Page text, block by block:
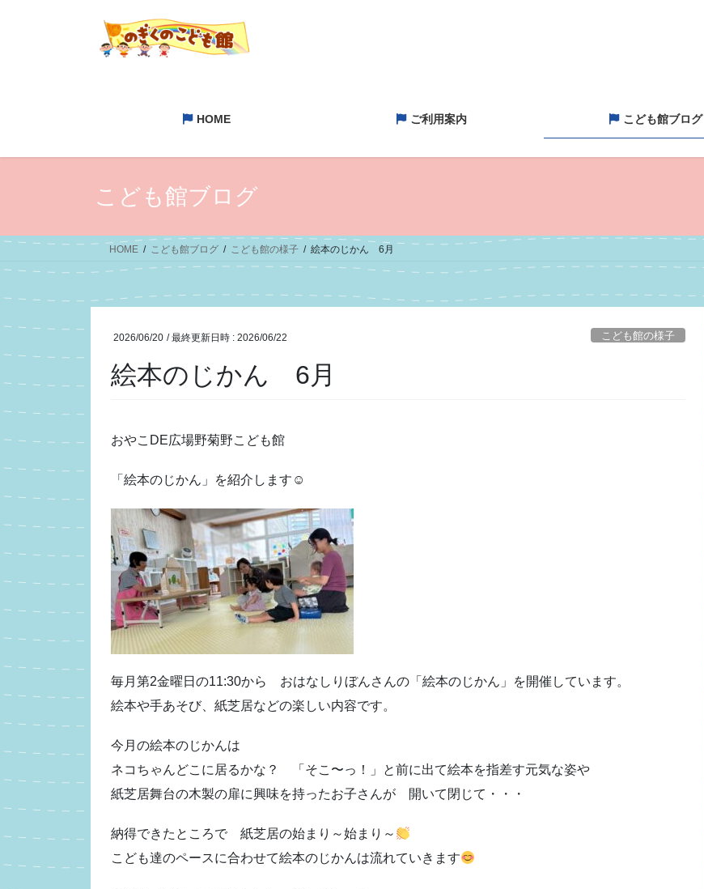
HOME ご利用案内 こども館ブログ
こども館ブログ
HOME こども館ブログ こども館の様子 絵本のじかん 6月
2026/06/20 / 最終更新日時 : 2026/06/22 こども館の様子
絵本のじかん 6月
おやこDE広場野菊野こども館
「絵本のじかん」を紹介します☺
毎月第2金曜日の11:30から おはなしりぼんさんの「絵本のじかん」を開催しています。
絵本や手あそび、紙芝居などの楽しい内容です。
今月の絵本のじかんは
ネコちゃんどこに居るかな？ 「そこ〜っ！」と前に出て絵本を指差す元気な姿や
紙芝居舞台の木製の扉に興味を持ったお子さんが 開いて閉じて・・・
納得できたところで 紙芝居の始まり～始まり～
こども達のペースに合わせて絵本のじかんは流れていきます